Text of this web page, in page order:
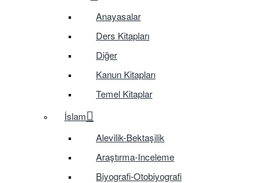
Anayasalar
Ders Kitapları
Diğer
Kanun Kitapları
Temel Kitaplar
İslam
Alevilik-Bektaşilik
Araştırma-Inceleme
Biyografi-Otobiyografi